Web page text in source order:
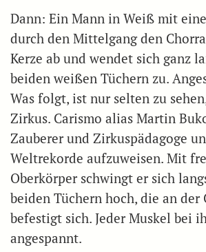
Dann: Ein Mann in Weiß mit
durch den Mittelgang den
Kerze ab und wendet sich ganz
beiden weißen Tüchern zu.
Was folgt, ist nur selten zu
Zirkus. Carismo alias Martin
Zauberer und Zirkuspädagoge
Weltrekorde aufzuweisen. Mit
Oberkörper schwingt er sich
beiden Tüchern hoch, die an der
befestigt sich. Jeder Muskel bei
angespannt.